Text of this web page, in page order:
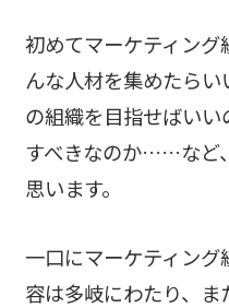
初めてマーケティン
んな人材を集めたら
の組織を目指せばい
すべきなのか……など
思います。
一口にマーケティング
容は多岐にわたり、